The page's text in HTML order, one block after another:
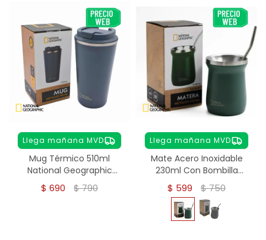
Llega mañana MVD
Mug Térmico 510ml
National Geographic
Acero Inoxidable
$ 690 $790
Llega mañana MVD
Mate Acero Inoxidable
230ml Con Bombilla
Térmico Matera - verde
$ 599 $750